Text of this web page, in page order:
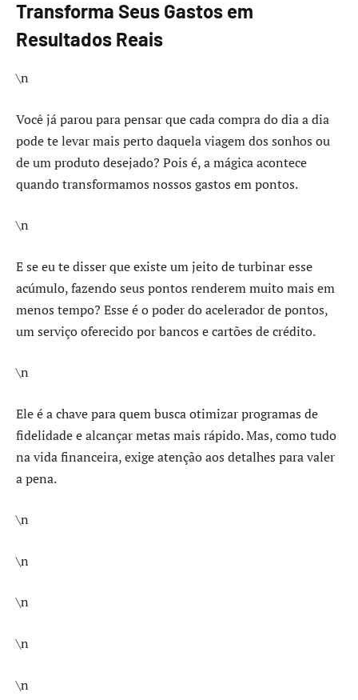
Transforma Seus Gastos em
Resultados Reais
\n
Você já parou para pensar que cada compra do dia a dia
pode te levar mais perto daquela viagem dos sonhos ou
de um produto desejado? Pois é, a mágica acontece
quando transformamos nossos gastos em pontos.
\n
E se eu te disser que existe um jeito de turbinar esse
acúmulo, fazendo seus pontos renderem muito mais em
menos tempo? Esse é o poder do acelerador de pontos,
um serviço oferecido por bancos e cartões de crédito.
\n
Ele é a chave para quem busca otimizar programas de
fidelidade e alcançar metas mais rápido. Mas, como tudo
na vida financeira, exige atenção aos detalhes para valer
a pena.
\n
\n
\n
\n
\n